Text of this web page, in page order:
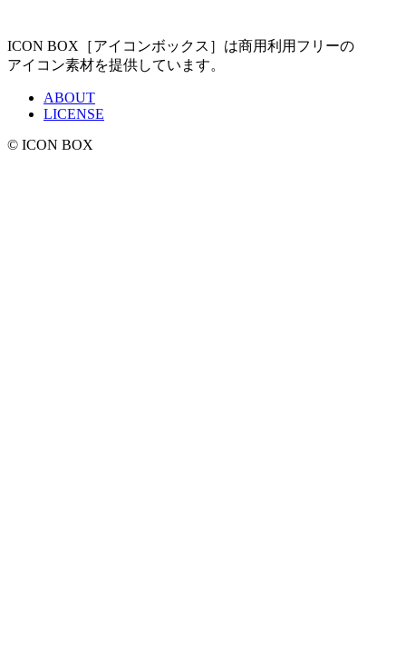
ICON BOX［アイコンボックス］は商用利用フリーの
アイコン素材を提供しています。
ABOUT
LICENSE
© ICON BOX